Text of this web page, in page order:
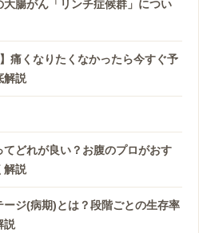
腸がん「リンチ症候群」につい
痛くなりたくなかったら今すぐ予
解説
どれが良い？お腹のプロがおす
解説
ジ(病期)とは？段階ごとの生存率
説